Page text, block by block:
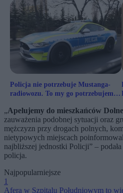
Policja nie potrzebuje Mustanga-
radiowozu. To my go potrzebujemy
„Apelujemy do mieszkańców
zauważenia podobnej sytuacji oraz
mężczyzn przy drogach polnych,
nietypowych miejscach
najbliższej jednostki Policji” –
policja.
Najpopularniejsze
1
Afera w Szpitalu Południowym to